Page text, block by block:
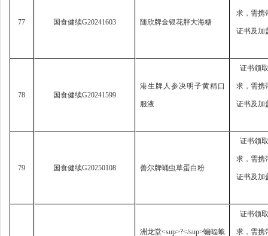
77 国食健续G20241603 随欣牌金银花胖大海糖
求， 需携
证书及加
78 国食健续G20241599
港生牌人参决明子黄精口
服液
证书领
求， 需携
证书及加
79 国食健续G20250108 善尔牌蛹虫草蛋白粉
证书领
求， 需携
证书及加
洲龙堂<sup>?</sup>蝙蝠蛾
证书领
求， 需携